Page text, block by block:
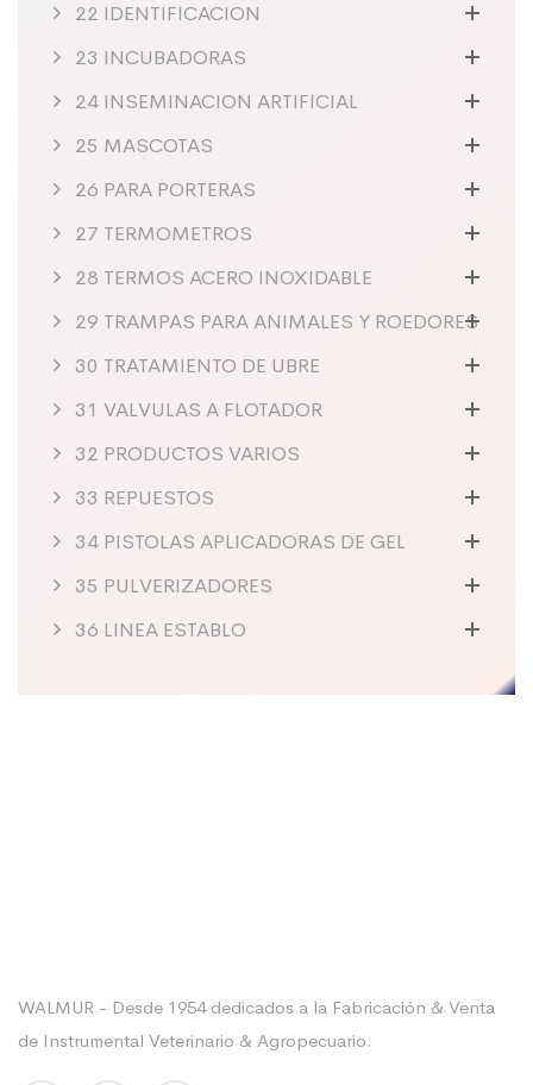
22 IDENTIFICACION
23 INCUBADORAS
24 INSEMINACION ARTIFICIAL
25 MASCOTAS
26 PARA PORTERAS
27 TERMOMETROS
28 TERMOS ACERO INOXIDABLE
29 TRAMPAS PARA ANIMALES Y ROEDORES
30 TRATAMIENTO DE UBRE
31 VALVULAS A FLOTADOR
32 PRODUCTOS VARIOS
33 REPUESTOS
34 PISTOLAS APLICADORAS DE GEL
35 PULVERIZADORES
36 LINEA ESTABLO
WALMUR - Desde 1954 dedicados a la Fabricación & Venta
de Instrumental Veterinario & Agropecuario.